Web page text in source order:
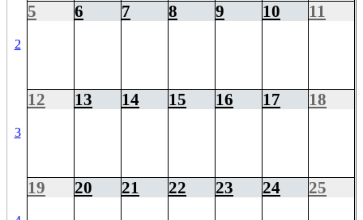
2
5 6 7 8 9 10 11
3
12 13 14 15 16 17 18
19 20 21 22 23 24 25